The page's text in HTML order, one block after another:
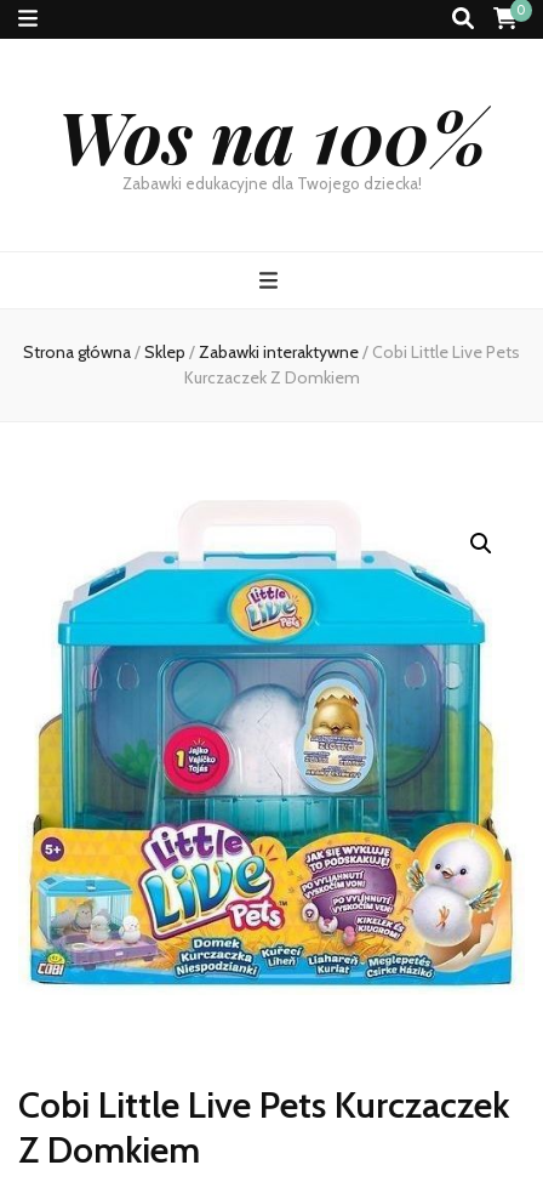
0
Wos na 100%
Zabawki edukacyjne dla Twojego dziecka!
Strona główna/Sklep /Zabawki interaktywne/ Cobi Little Live Pets
Kurczaczek Z Domkiem
Cobi Little Live Pets Kurczaczek
Z Domkiem